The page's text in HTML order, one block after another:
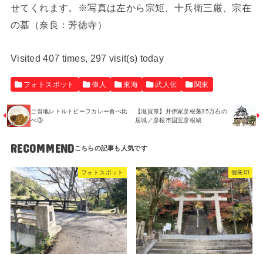
せてくれます。※写真は左から宗矩、十兵衛三厳、宗在
の墓（奈良：芳徳寺）
Visited 407 times, 297 visit(s) today
フォトスポット 偉人 東海 武人伝 関東
ご当地レトルトビーフカレー食べ比
べ③
【滋賀県】井伊家彦根藩35万石の
居城／彦根市国宝彦根城
RECOMMEND
フォトスポット 御朱印